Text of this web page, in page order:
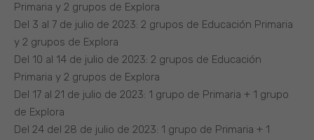
Primaria y 2 grupos de Explora
Del 3 al 7 de julio de 2023: 2 grupos de Educación Primaria
y 2 grupos de Explora
Del 10 al 14 de julio de 2023: 2 grupos de Educación
Primaria y 2 grupos de Explora
Del 17 al 21 de julio de 2023: 1 grupo de Primaria + 1 grupo
de Explora
Del 24 del 28 de julio de 2023: 1 grupo de Primaria + 1